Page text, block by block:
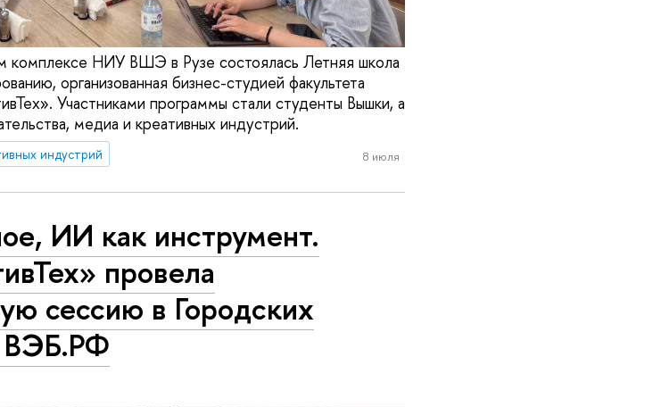
комплексе НИУ ВШЭ в Рузе состоялась Летняя школа
организованная бизнес-студией факультета
Участниками программы стали студенты Вышки, а
медиа и креативных индустрий.
индустрий 8 июля
ИИ как инструмент.
провела
сессию в Городских
ВЭБ.РФ